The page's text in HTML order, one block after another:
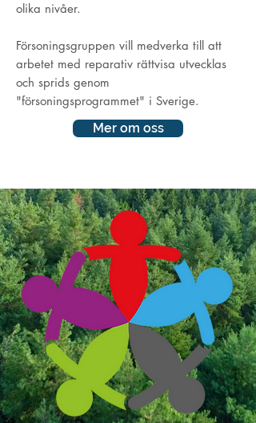
olika nivåer.
Försoningsgruppen vill medverka till att
arbetet med reparativ rättvisa utvecklas
och sprids genom
"försoningsprogrammet" i Sverige.
Mer om oss